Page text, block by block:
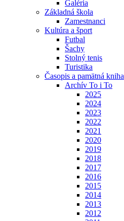
Galéria
Základná škola
Zamestnanci
Kultúra a šport
Futbal
Šachy
Stolný tenis
Turistika
Časopis a pamätná kniha
Archív To i To
2025
2024
2023
2022
2021
2020
2019
2018
2017
2016
2015
2014
2013
2012